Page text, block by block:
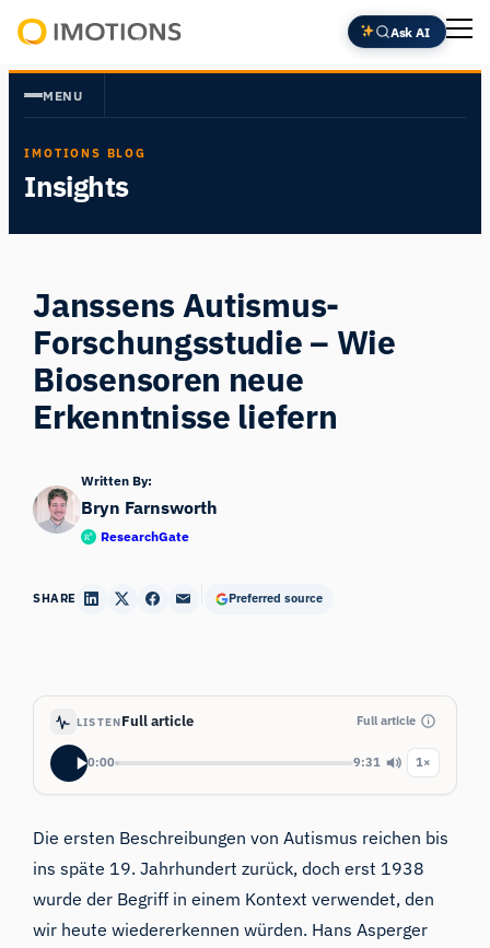
Zum
Inhalt
springen
Insight
Ask AI
MENU
IMOTIONS BLOG
Insights
Janssens Autismus-
Forschungsstudie – Wie
Biosensoren neue
Erkenntnisse liefern
Written By:
Bryn Farnsworth
ResearchGate
SHARE Preferred source
LISTENFull article Full article
0:00 9:31 1×
Die ersten Beschreibungen von Autismus reichen bis
ins späte 19. Jahrhundert zurück, doch erst 1938
wurde der Begriff in einem Kontext verwendet, den
wir heute wiedererkennen würden. Hans Asperger